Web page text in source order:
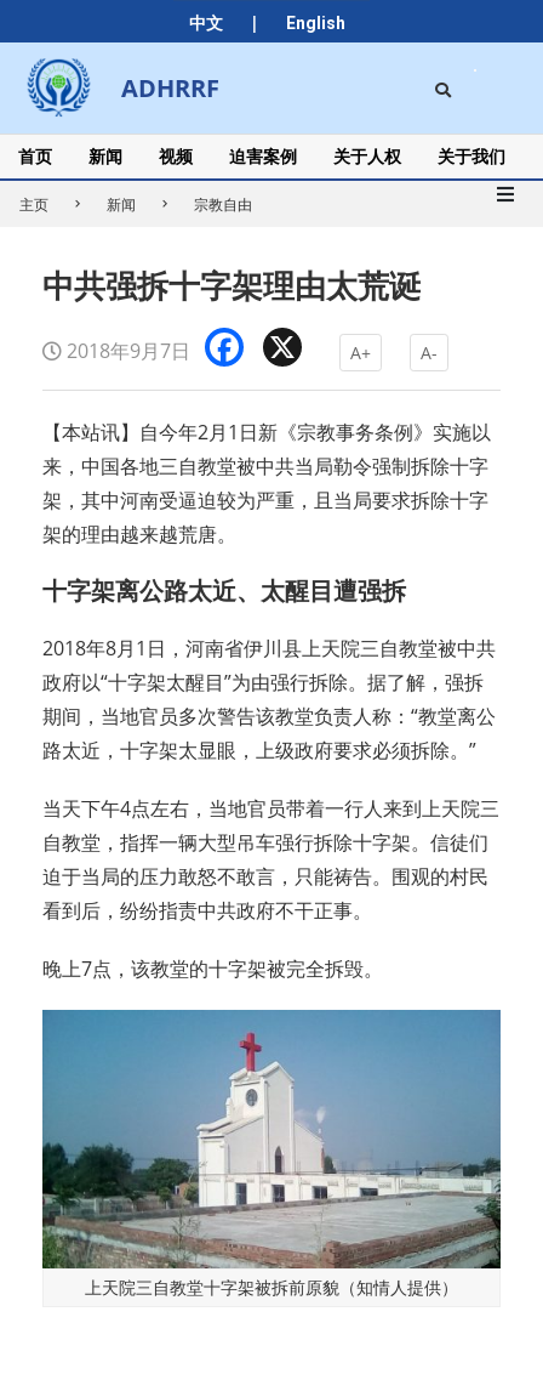
中文 | English
to
content
ADHRRF
Secondary
Navigation
Menu
首页 新闻 视频 迫害案例 关于人权 关于我们
主页 新闻 宗教自由
中共强拆十字架理由太荒诞
2018年9月7日 Facebook A+ A-
【本站讯】自今年2月1日新《宗教事务条例》实施以
来，中国各地三自教堂被中共当局勒令强制拆除十字
架，其中河南受逼迫较为严重，且当局要求拆除十字
架的理由越来越荒唐。
十字架离公路太近、太醒目遭强拆
2018年8月1日，河南省伊川县上天院三自教堂被中共
政府以“十字架太醒目”为由强行拆除。据了解，强拆
期间，当地官员多次警告该教堂负责人称：“教堂离公
路太近，十字架太显眼，上级政府要求必须拆除。”
当天下午4点左右，当地官员带着一行人来到上天院三
自教堂，指挥一辆大型吊车强行拆除十字架。信徒们
迫于当局的压力敢怒不敢言，只能祷告。围观的村民
看到后，纷纷指责中共政府不干正事。
晚上7点，该教堂的十字架被完全拆毁。
上天院三自教堂十字架被拆前原貌（知情人提供）